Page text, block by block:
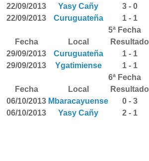
22/09/2013
Yasy Cañy 3 - 0
22/09/2013
Curuguateña 1 - 1
5ª Fecha
Fecha
Local Resultado
29/09/2013
Curuguateña 1 - 1
29/09/2013
Ygatimiense 1 - 1
6ª Fecha
Fecha
Local Resultado
06/10/2013 Mbaracayuense 0 - 3
06/10/2013
Yasy Cañy 2 - 1